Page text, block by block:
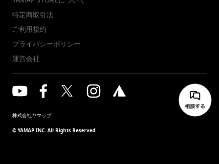
特定商取引法
ご利用規約
プライバシーポリシー
運営会社
株式会社ヤマップ
© YAMAP INC. All Rights Reserved.